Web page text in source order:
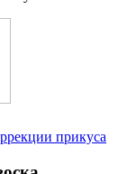
прикуса